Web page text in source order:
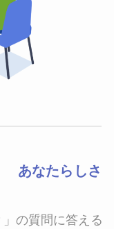
あなたらしさ
」の質問に答える